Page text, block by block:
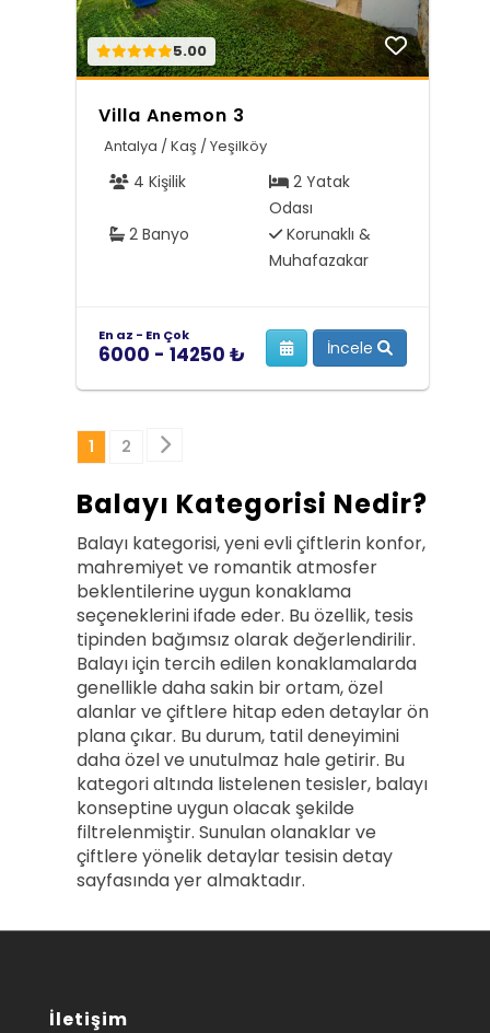
5.00
Villa Anemon 3
Antalya / Kaş / Yeşilköy
4 Kişilik
2 Yatak
Odası
2 Banyo
Korunaklı &
Muhafazakar
En az - En Çok
6000 - 14250 ₺ İncele
1 2
Balayı Kategorisi Nedir?
Balayı kategorisi, yeni evli çiftlerin konfor,
mahremiyet ve romantik atmosfer
beklentilerine uygun konaklama
seçeneklerini ifade eder. Bu özellik, tesis
tipinden bağımsız olarak değerlendirilir.
Balayı için tercih edilen konaklamalarda
genellikle daha sakin bir ortam, özel
alanlar ve çiftlere hitap eden detaylar ön
plana çıkar. Bu durum, tatil deneyimini
daha özel ve unutulmaz hale getirir. Bu
kategori altında listelenen tesisler, balayı
konseptine uygun olacak şekilde
filtrelenmiştir. Sunulan olanaklar ve
çiftlere yönelik detaylar tesisin detay
sayfasında yer almaktadır.
İletişim